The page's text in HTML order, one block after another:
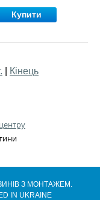
Купити
Кінець
З МОНТАЖЕМ.
IN UKRAINE